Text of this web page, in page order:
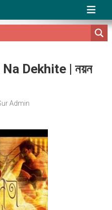
Dekhite | নয়ন
Admin